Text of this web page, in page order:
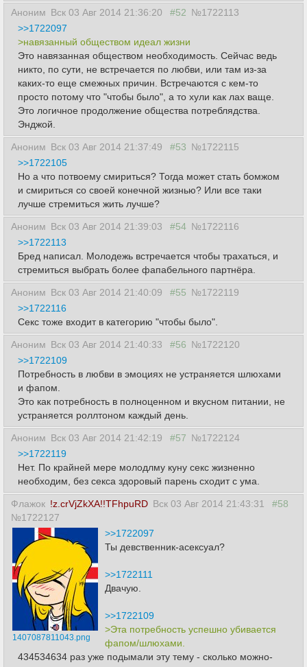
Аноним Вск 03 Авг 2014 21:36:20 #52 №1722113
>>1722097
>навязанный обществом идеал жизни
Это навязанная обществом необходимость. Сейчас ведь
никто, по сути, не встречается по любви, или там из-за
каких-то еще смежных причин. Встречаются с кем-то
просто потому что "чтобы было", а то хули как лах ваще.
Это логичное продолжение общества потреблядства.
Энджой.
Аноним Вск 03 Авг 2014 21:37:49 #53 №1722115
>>1722105
Но а что потвоему смириться? Тогда может стать бомжом
и смириться со своей конечной жизнью? Или все таки
лучше стремиться жить лучше?
Аноним Вск 03 Авг 2014 21:39:03 #54 №1722116
>>1722113
Бред написал. Молодежь встречается чтобы трахаться, и
стремиться выбрать более фапабельного партнёра.
Аноним Вск 03 Авг 2014 21:40:09 #55 №1722119
>>1722116
Секс тоже входит в категорию "чтобы было".
Аноним Вск 03 Авг 2014 21:40:33 #56 №1722120
>>1722109
Потребность в любви в эмоциях не устраняется шлюхами
и фапом.
Это как потребность в полноценном и вкусном питании, не
устраняется роллтоном каждый день.
Аноним Вск 03 Авг 2014 21:42:19 #57 №1722124
>>1722119
Нет. По крайней мере молодлму куну секс жизненно
необходим, без секса здоровый парень сходит с ума.
Флажок !z.crVjZkXA!!TFhpuRD Вск 03 Авг 2014 21:43:31
#58
№1722127
1407087811043.png
>>1722097
Ты девственник-асексуал?
>>1722111
Двачую.
>>1722109
>Эта потребность успешно убивается
фапом/шлюхами.
434534634 раз уже подымали эту тему - сколько можно-